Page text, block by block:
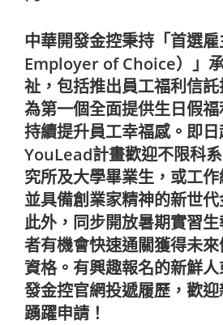
中華開發金控秉持「首選
Employer of Choice）」
祉，包括推出員工福利信
為第一個全面提供生日假福
持續提升員工幸福感。即日
YouLead計畫歡迎不限科
究所及大學畢業生，或工作
並具備創業家精神的新世代
此外，同步開放暑期實習
者有機會快速通關獲得未
資格。有興趣報名的新鮮
發金控官網投遞履歷，歡
踴躍申請！